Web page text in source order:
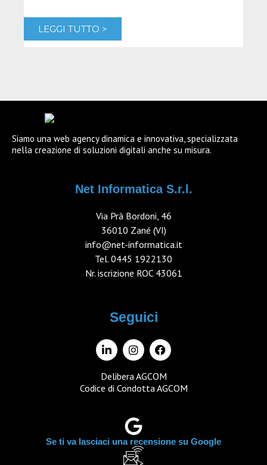
LEGGI TUTTO >
Siamo una web agency dinamica e innovativa, specializzata
nella creazione di soluzioni digitali anche su misura.
Net Informatica S.r.l.
Via Prà Bordoni, 46
36010 Zané (VI)
info@net-informatica.it
Tel. 0445 1922130
Nr. iscrizione ROC 43061
Seguici
Delibera AGCOM
Codice di Condotta AGCOM
Se ti va lasciaci una recensione su Google